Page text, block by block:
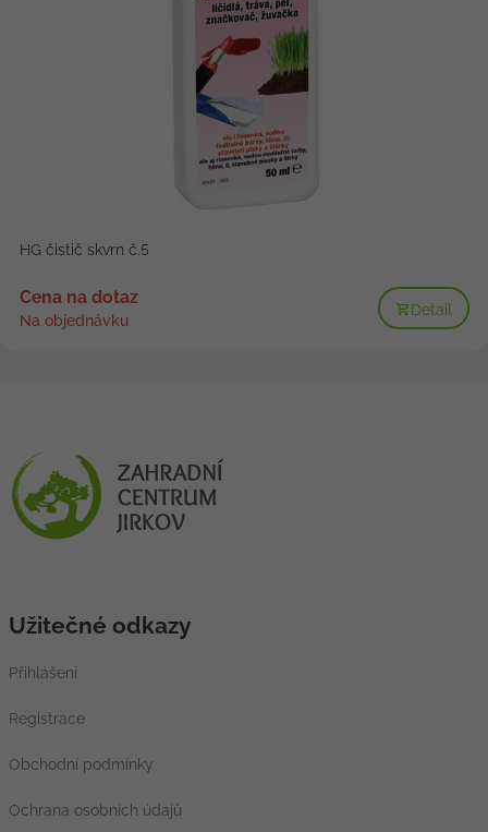
HG čistič skvrn č.5
Cena na dotaz
Na objednávku
Detail
Užitečné odkazy
Přihlášení
Registrace
Obchodní podmínky
Ochrana osobních údajů